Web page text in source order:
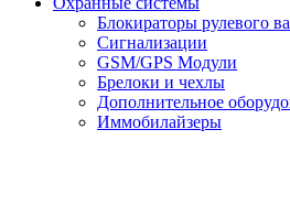
Блокираторы рулевого
Сигнализации
GSM/GPS Модули
Брелоки и чехлы
Дополнительное
Иммобилайзеры